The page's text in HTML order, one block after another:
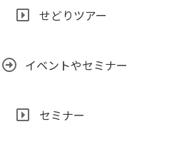
せどりツアー
イベントやセミナー
セミナー